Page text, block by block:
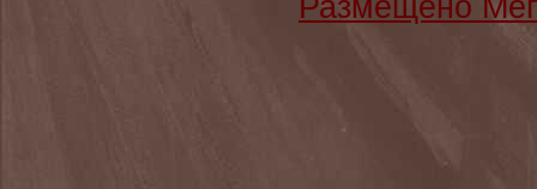
Размещено